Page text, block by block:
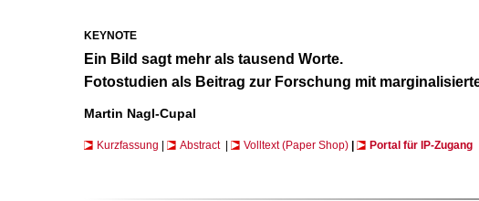
KEYNOTE
Ein Bild sagt mehr als tausend Worte.
Fotostudien als Beitrag zur Forschung mit
Martin Nagl-Cupal
Kurzfassung Abstract Volltext (Paper Shop) Portal für IP-Zugang